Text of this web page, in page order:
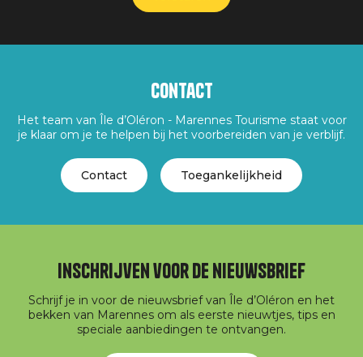
Contact
Het team van Île d’Oléron - Marennes Tourisme staat voor
je klaar om je te helpen bij het voorbereiden van je verblijf.
Contact Toegankelijkheid
Inschrijven voor de nieuwsbrief
Schrijf je in voor de nieuwsbrief van Île d’Oléron en het
bekken van Marennes om als eerste nieuwtjes, tips en
speciale aanbiedingen te ontvangen.